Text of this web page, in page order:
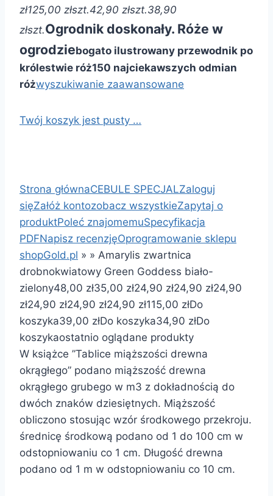
zł125,00 złszt.42,90 złszt.38,90
złszt.Ogrodnik doskonały. Róże w
ogrodziebogato ilustrowany przewodnik po
królestwie róż150 najciekawszych odmian
różwyszukiwanie zaawansowane
Twój koszyk jest pusty …
Strona głównaCEBULE SPECJALZaloguj
sięZałóż kontozobacz wszystkieZapytaj o
produktPoleć znajomemuSpecyfikacja
PDFNapisz recenzjęOprogramowanie sklepu
shopGold.pl » » Amarylis zwartnica
drobnokwiatowy Green Goddess biało-
zielony48,00 zł35,00 zł24,90 zł24,90 zł24,90
zł24,90 zł24,90 zł24,90 zł115,00 złDo
koszyka39,00 złDo koszyka34,90 złDo
koszykaostatnio oglądane produkty
W książce ”Tablice miąższości drewna
okrągłego” podano miąższość drewna
okrągłego grubego w m3 z dokładnością do
dwóch znaków dziesiętnych. Miąższość
obliczono stosując wzór środkowego przekroju.
średnicę środkową podano od 1 do 100 cm w
odstopniowaniu co 1 cm. Długość drewna
podano od 1 m w odstopniowaniu co 10 cm.